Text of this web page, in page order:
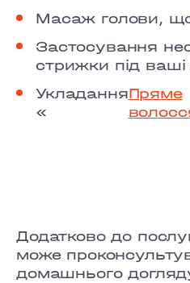
Масаж голови,
Застосування
стрижки під
Укладання
«
Пряме
Додатково до
може
домашнього